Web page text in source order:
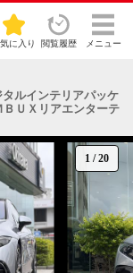
に入り 閲覧履歴 メニュー
ルインテリアパッケ
ＵＸリアエンターテ
1 /20